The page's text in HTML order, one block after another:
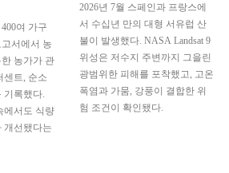
여 가구
서에서 농
농가가 관
센트, 순소
기록했다.
에서도 식량
개선됐다는
2026년 7월 스페인과 프랑스에
서 수십년 만의 대형 서유럽 산
불이 발생했다. NASA Landsat 9
위성은 저수지 주변까지 그을린
광범위한 피해를 포착했고, 고온
폭염과 가뭄, 강풍이 결합한 위
험 조건이 확인됐다.